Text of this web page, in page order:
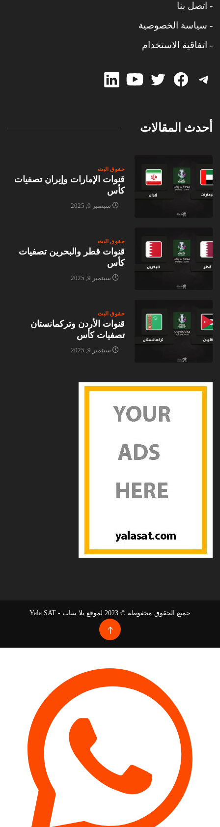
- اتصل بنا
- سياسة الخصوصية
- اتفاقية الاستخدام
Telegram
Facebook
Twitter
Twitter
أحدث المقالات
حقوق البث
قنوات الإمارات وإيران تصفيات
كأس
سبتمبر 9, 2025
حقوق البث
قنوات قطر والبحرين تصفيات
كأس
سبتمبر 9, 2025
حقوق البث
قنوات الأردن وتركمانستان
تصفيات كأس
سبتمبر 9, 2025
جميع الحقوق محفوظة © 2023 لموقع يلا سات - Yala SAT